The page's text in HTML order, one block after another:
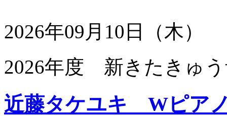
2026年09月10日（木）
2026年度 新きたきゅ
近藤タケユキ Wピア